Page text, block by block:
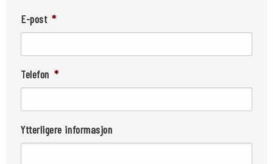
E-post *
Telefon *
Ytterligere informasjon